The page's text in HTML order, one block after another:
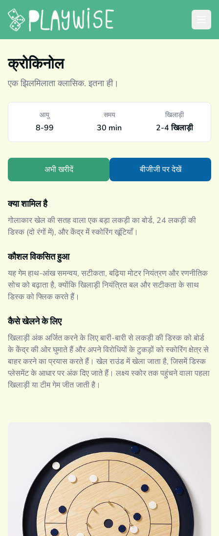
क्रोकिनोल
एक झिलमिलाता क्लासिक. इतना ही।
आयु
8-99
समय
30 min
खिलाड़ी
2-4 खिलाड़ी
अभी खरीदें बीजीजी पर देखें
क्या शामिल है
गोलाकार खेल की सतह वाला एक बड़ा लकड़ी का बोर्ड, 24 लकड़ी की
डिस्क (दो रंगों में), और केंद्र में स्कोरिंग खूंटियाँ।
कौशल विकसित हुआ
यह गेम हाथ-आंख समन्वय, सटीकता, बढ़िया मोटर नियंत्रण और रणनीतिक
सोच को बढ़ाता है, क्योंकि खिलाड़ी नियंत्रित बल और सटीकता के साथ
डिस्क को फ्लिक करते हैं।
कैसे खेलने के लिए
खिलाड़ी अंक अर्जित करने के लिए बारी-बारी से लकड़ी की डिस्क को बोर्ड
के केंद्र की ओर घुमाते हैं और अपने विरोधियों के टुकड़ों को स्कोरिंग क्षेत्र से
बाहर करने का प्रयास करते हैं। खेल राउंड में खेला जाता है, जिसमें डिस्क
प्लेसमेंट के आधार पर अंक दिए जाते हैं। लक्ष्य स्कोर तक पहुंचने वाला पहला
खिलाड़ी या टीम गेम जीत जाती है।